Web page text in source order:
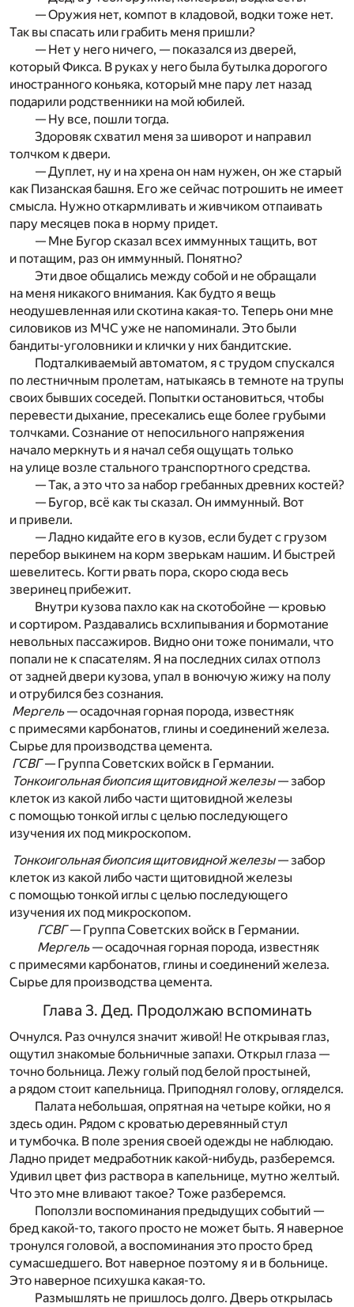
— Оружия нет, компот в кладовой, водки тоже нет.
Так вы спасать или грабить меня пришли?
— Нет у него ничего, — показался из дверей,
который Фикса. В руках у него была бутылка дорогого
иностранного коньяка, который мне пару лет назад
подарили родственники на мой юбилей.
— Ну все, пошли тогда.
Здоровяк схватил меня за шиворот и направил
толчком к двери.
— Дуплет, ну и на хрена он нам нужен, он же старый
как Пизанская башня. Его же сейчас потрошить не имеет
смысла. Нужно откармливать и живчиком отпаивать
пару месяцев пока в норму придет.
— Мне Бугор сказал всех иммунных тащить, вот
и потащим, раз он иммунный. Понятно?
Эти двое общались между собой и не обращали
на меня никакого внимания. Как будто я вещь
неодушевленная или скотина какая-то. Теперь они мне
силовиков из МЧС уже не напоминали. Это были
бандиты-уголовники и клички у них бандитские.
Подталкиваемый автоматом, я с трудом спускался
по лестничным пролетам, натыкаясь в темноте на трупы
своих бывших соседей. Попытки остановиться, чтобы
перевести дыхание, пресекались еще более грубыми
толчками. Сознание от непосильного напряжения
начало меркнуть и я начал себя ощущать только
на улице возле стального транспортного средства.
— Так, а это что за набор гребанных древних костей?
— Бугор, всё как ты сказал. Он иммунный. Вот
и привели.
— Ладно кидайте его в кузов, если будет с грузом
перебор выкинем на корм зверькам нашим. И быстрей
шевелитесь. Когти рвать пора, скоро сюда весь
зверинец прибежит.
Внутри кузова пахло как на скотобойне — кровью
и сортиром. Раздавались всхлипывания и бормотание
невольных пассажиров. Видно они тоже понимали, что
попали не к спасателям. Я на последних силах отполз
от задней двери кузова, упал в вонючую жижу на полу
и отрубился без сознания.
Мергель— осадочная горная порода, известняк
с примесями карбонатов, глины и соединений железа.
Сырье для производства цемента.
ГСВГ— Группа Советских войск в Германии.
Тонкоигольная биопсия щитовидной железы— забор
клеток из какой либо части щитовидной железы
с помощью тонкой иглы с целью последующего
изучения их под микроскопом.
Тонкоигольная биопсия щитовидной железы— забор
клеток из какой либо части щитовидной железы
с помощью тонкой иглы с целью последующего
изучения их под микроскопом.
ГСВГ— Группа Советских войск в Германии.
Мергель— осадочная горная порода, известняк
с примесями карбонатов, глины и соединений железа.
Сырье для производства цемента.
Глава 3. Дед. Продолжаю вспоминать
Очнулся. Раз очнулся значит живой! Не открывая глаз,
ощутил знакомые больничные запахи. Открыл глаза —
точно больница. Лежу голый под белой простыней,
а рядом стоит капельница. Приподнял голову, огляделся.
Палата небольшая, опрятная на четыре койки, но я
здесь один. Рядом с кроватью деревянный стул
и тумбочка. В поле зрения своей одежды не наблюдаю.
Ладно придет медработник какой-нибудь, разберемся.
Удивил цвет физ раствора в капельнице, мутно желтый.
Что это мне вливают такое? Тоже разберемся.
Поползли воспоминания предыдущих событий —
бред какой-то, такого просто не может быть. Я наверное
тронулся головой, а воспоминания это просто бред
сумасшедшего. Вот наверное поэтому я и в больнице.
Это наверное психушка какая-то.
Размышлять не пришлось долго. Дверь открылась